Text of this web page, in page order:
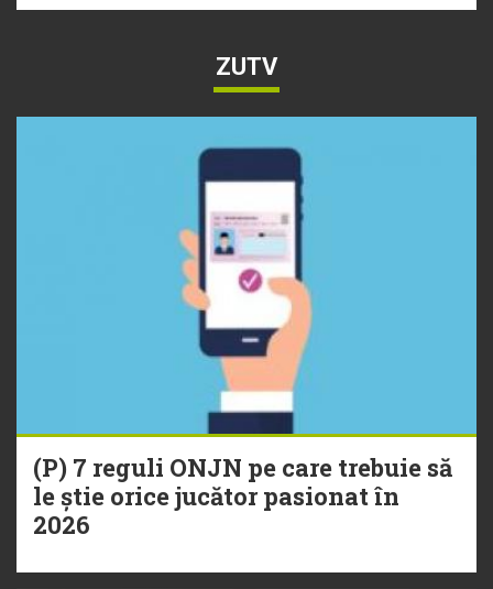
ZUTV
(P) 7 reguli ONJN pe care trebuie să
le știe orice jucător pasionat în
2026